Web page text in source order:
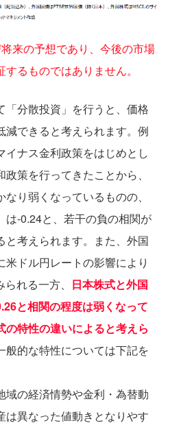
来の予想であり、今後の市場
るものではありません。
分散投資」を⾏うと、価格
減できると考えられます。例
イナス⾦利政策をはじめとし
策を⾏ってきたことから、
り弱くなっているものの、
は-0.24と、若⼲の負の相関が
と考えられます。また、外国
ドル円レートの影響により
れる⼀⽅、 ⽇本株式と外国
と相関の程度は弱くなって
の特性の違いによると考えら
般的な特性については下記を
の経済情勢や⾦利・為替動
は異なった値動きとなりやす